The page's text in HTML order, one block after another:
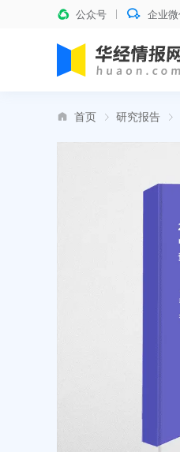
公众号 企业
首页 研究报告